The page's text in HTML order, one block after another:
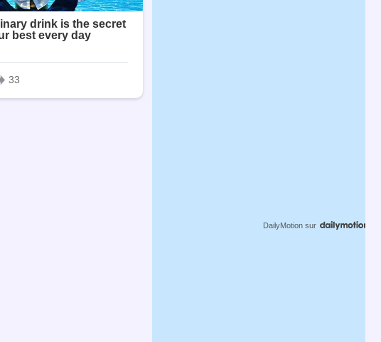
DailyMotion sur